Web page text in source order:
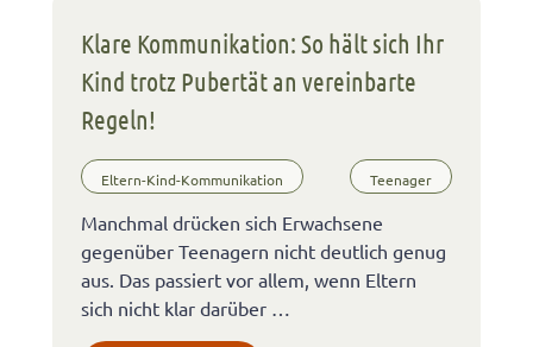
Klare Kommunikation: So hält sich Ihr
Kind trotz Pubertät an vereinbarte
Regeln!
Eltern-Kind-Kommunikation Teenager
Manchmal drücken sich Erwachsene
gegenüber Teenagern nicht deutlich genug
aus. Das passiert vor allem, wenn Eltern
sich nicht klar darüber …